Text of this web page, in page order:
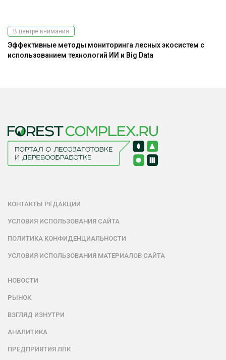
В центре внимания
Эффективные методы мониторинга лесных экосистем с
использованием технологий ИИ и Big Data
КОНТАКТЫ РЕДАКЦИИ
УСЛОВИЯ ИСПОЛЬЗОВАНИЯ САЙТА
ПОЛИТИКА КОНФИДЕНЦИАЛЬНОСТИ
УСЛОВИЯ ИСПОЛЬЗОВАНИЯ МАТЕРИАЛОВ САЙТА
НОВОСТИ
РЫНОК
ВЗГЛЯД ИЗНУТРИ
АНАЛИТИКА
ПРЕДПРИЯТИЯ ЛПК